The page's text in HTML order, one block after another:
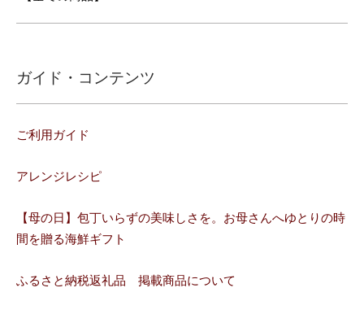
ガイド・コンテンツ
ご利用ガイド
アレンジレシピ
【母の日】包丁いらずの美味しさを。お母さんへゆとりの時
間を贈る海鮮ギフト
ふるさと納税返礼品 掲載商品について